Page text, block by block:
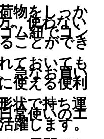
物をしっか
、使わない
ム紐でコン
ことができ
ておいても
急なお買い
使える便利
状で持ち運
常使いのエ
躍します。